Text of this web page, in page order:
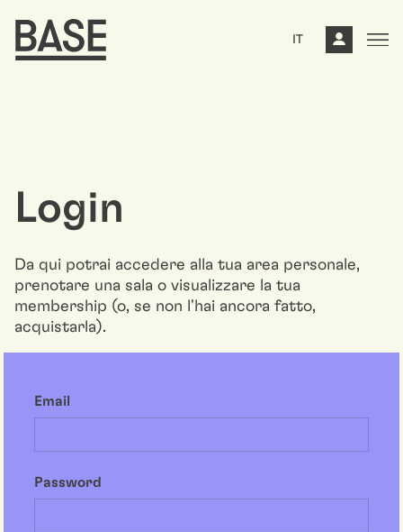
IT
Login
Da qui potrai accedere alla tua area personale,
prenotare una sala o visualizzare la tua
membership (o, se non l'hai ancora fatto,
acquistarla).
Email
Password